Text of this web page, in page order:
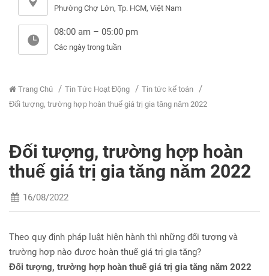
Phường Chợ Lớn, Tp. HCM, Việt Nam
08:00 am – 05:00 pm
Các ngày trong tuần
Trang Chủ Tin Tức Hoạt Động
Tin tức kế toán
Đối tượng, trường hợp hoàn thuế giá trị gia tăng năm 2022
Đối tượng, trường hợp hoàn
thuế giá trị gia tăng năm 2022
16/08/2022
Theo quy định pháp luật hiện hành thì những đối tượng và
trường hợp nào được hoàn thuế giá trị gia tăng?
Đối tượng, trường hợp hoàn thuế giá trị gia tăng năm 2022